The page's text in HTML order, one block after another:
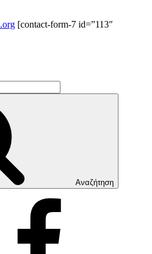
[contact-form-7 id=”113″
Αναζήτηση